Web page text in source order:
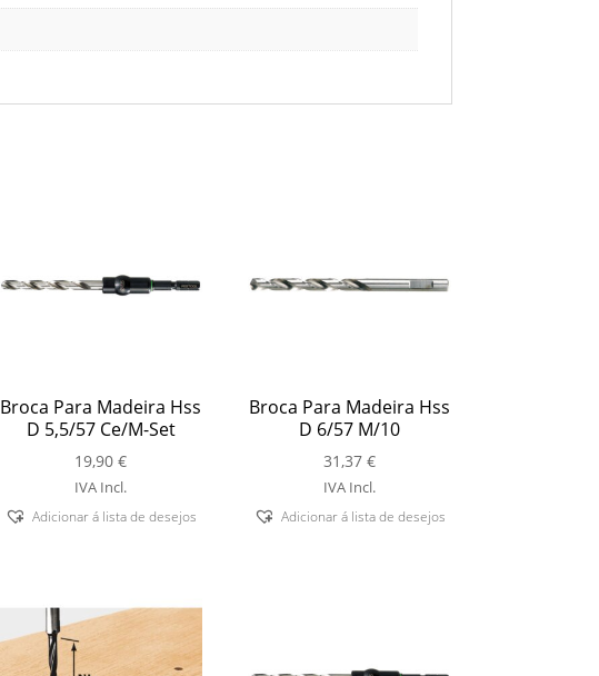
Broca Para Madeira Hss
D 5,5/57 Ce/M-Set
19,90€
IVA Incl.
Adicionar á lista de desejos
Broca Para Madeira Hss
D 6/57 M/10
31,37€
IVA Incl.
Adicionar á lista de desejos